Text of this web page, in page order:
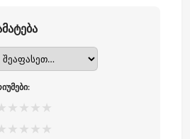
★ ★ ★ ★
★ ★ ★ ★